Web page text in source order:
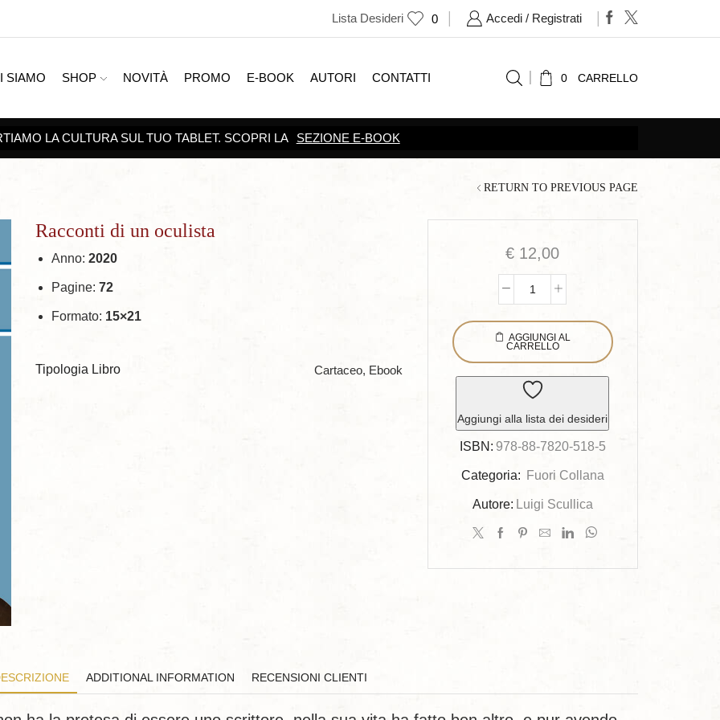
Lista Desideri 0 Accedi / Registrati
SIAMO SHOP NOVITÀ PROMO E-BOOK AUTORI CONTATTI 0 CARRELLO
RETURN TO PREVIOUS PAGE
€ 12,00
Racconti
di
un
oculista
quantità
AGGIUNGI AL
CARRELLO
Aggiungi alla lista dei desideri
ISBN: 978-88-7820-518-5
Categoria: Fuori Collana
Autore: Luigi Scullica
Racconti di un oculista
Anno: 2020
Pagine: 72
Formato: 15×21
Tipologia Libro Cartaceo, Ebook
ADDITIONAL INFORMATION RECENSIONI CLIENTI